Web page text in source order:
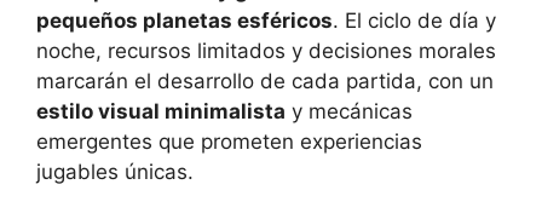
pequeños planetas esféricos. El ciclo de día y
noche, recursos limitados y decisiones morales
marcarán el desarrollo de cada partida, con un
estilo visual minimalista y mecánicas
emergentes que prometen experiencias
jugables únicas.